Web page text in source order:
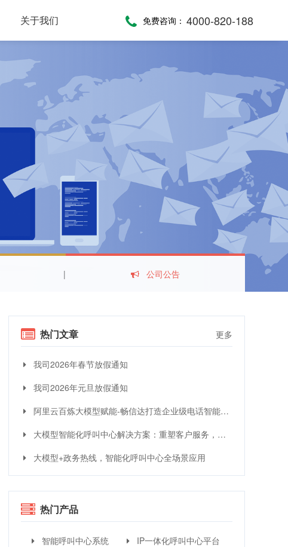
关于我们 免费咨询： 4000-820-188
公司公告
热门文章 更多
我司2026年春节放假通知
我司2026年元旦放假通知
阿里云百炼大模型赋能-畅信达打造企业级电话智能体与智能呼叫中心完整方案
大模型智能化呼叫中心解决方案：重塑客户服务，引领交互革命
大模型+政务热线，智能化呼叫中心全场景应用
热门产品
智能呼叫中心系统 IP一体化呼叫中心平台